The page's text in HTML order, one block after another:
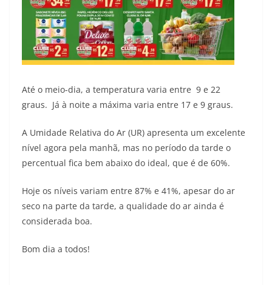
Até o meio-dia, a temperatura varia entre 9 e 22
graus. Já à noite a máxima varia entre 17 e 9 graus.
A Umidade Relativa do Ar (UR) apresenta um excelente
nível agora pela manhã, mas no período da tarde o
percentual fica bem abaixo do ideal, que é de 60%.
Hoje os níveis variam entre 87% e 41%, apesar do ar
seco na parte da tarde, a qualidade do ar ainda é
considerada boa.
Bom dia a todos!